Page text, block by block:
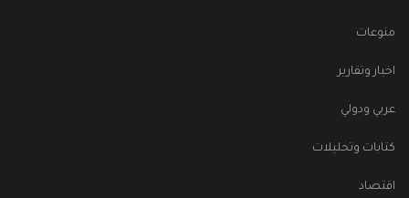
منوعات
اخبار وتقارير
عربي ودولي
كتابات وتحليلات
اقتصاد